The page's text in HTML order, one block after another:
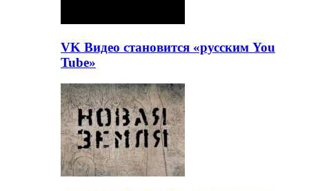
VK Видео становится «русским You
Tube»